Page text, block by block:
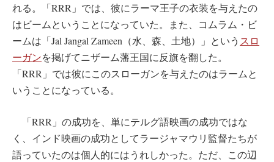
れる。「RRR」では、彼にラーマ王子の衣装を与えたの
はビームということになっていた。また、コムラム・ビ
ームは「Jal Jangal Zameen（水、森、土地）」という スロ
ーガンを掲げてニザーム藩王国に反旗を翻した。
「RRR」では彼にこのスローガンを与えたのはラームと
いうことになっている。
「RRR」の成功を、単にテルグ語映画の成功ではな
く、インド映画の成功としてラージャマウリ監督たちが
語っていたのは個人的にはうれしかった。ただ、この辺